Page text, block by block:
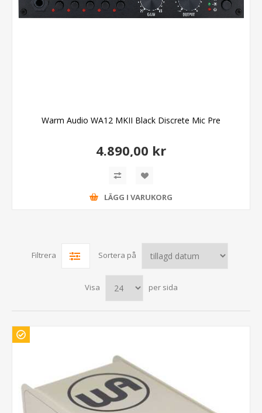
Warm Audio WA12 MKII Black Discrete Mic Pre
4.890,00 kr
LÄGG I VARUKORG
Filtrera Sortera på
Visa per sida